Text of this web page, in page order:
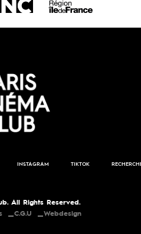
INSTAGRAM TIKTOK
All Rights Reserved.
C.G.U Webdesign